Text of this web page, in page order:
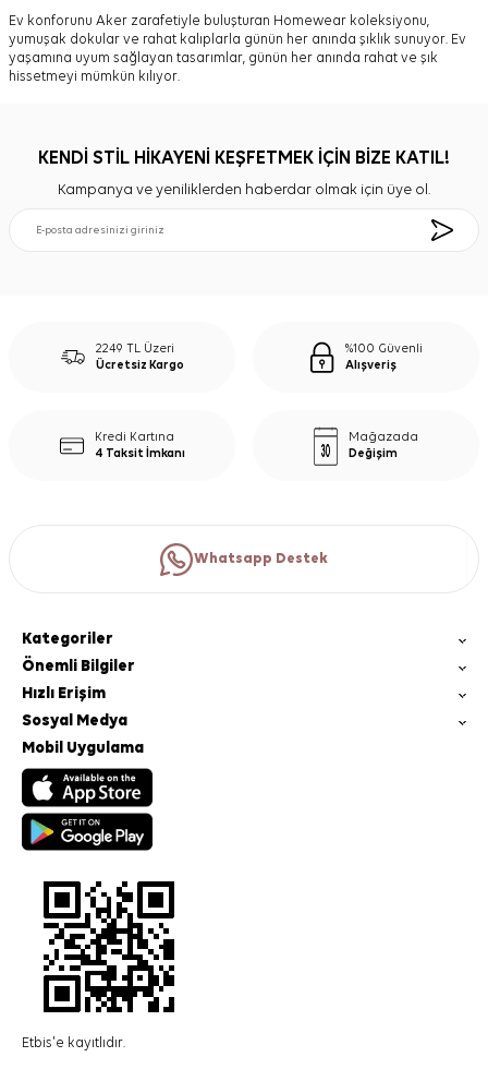
Ev konforunu Aker zarafetiyle buluşturan Homewear koleksiyonu,
yumuşak dokular ve rahat kalıplarla günün her anında şıklık sunuyor. Ev
yaşamına uyum sağlayan tasarımlar, günün her anında rahat ve şık
hissetmeyi mümkün kılıyor.
KENDİ STİL HİKAYENİ KEŞFETMEK İÇİN BİZE KATIL!
Kampanya ve yeniliklerden haberdar olmak için üye ol.
2249 TL Üzeri
Ücretsiz Kargo
%100 Güvenli
Alışveriş
Kredi Kartına
4 Taksit İmkanı
Mağazada
Değişim
Whatsapp Destek
Kategoriler
Önemli Bilgiler
Hızlı Erişim
Sosyal Medya
Mobil Uygulama
Etbis'e kayıtlıdır.